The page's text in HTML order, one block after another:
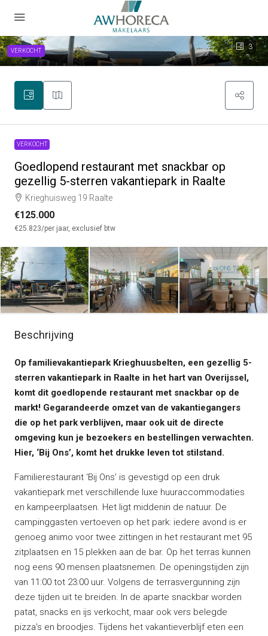
3
VERKOCHT
VERKOCHT
Goedlopend restaurant met snackbar op
gezellig 5-sterren vakantiepark in Raalte
Krieghuisweg 19 Raalte
€125.000
€25.823/per jaar, exclusief btw
Beschrijving
Op familievakantiepark Krieghuusbelten, een gezellig 5-
sterren vakantiepark in Raalte in het hart van Overijssel,
komt dit goedlopende restaurant met snackbar op de
markt! Gegarandeerde omzet van de vakantiegangers
die op het park verblijven, maar ook uit de directe
omgeving kun je bezoekers en bestellingen verwachten.
Hier, ‘Bij Ons’, komt het drukke leven tot stilstand.
Familierestaurant ‘Bij Ons’ is gevestigd op een druk
vakantiepark met verschillende luxe huuraccommodaties
en kampeerplaatsen. Het ligt middenin de natuur. De
campinggasten vertoeven op het park: iedere avond is er
genoeg animo voor twee zittingen in het restaurant met 95
zitplaatsen en 15 plekken aan de bar. Op het terras kunnen
nog eens 90 mensen plaatsnemen. De openingstijden zijn
van 11:00 tot 23:00 uur. Volgens de terrasvergunning zijn
deze tijden uit te breiden. In de aparte snackbar worden
patat, snacks en ijs verkocht, maar ook vers belegde
pizza’s en broodjes. Tijdens het vakantieverblijf eten een